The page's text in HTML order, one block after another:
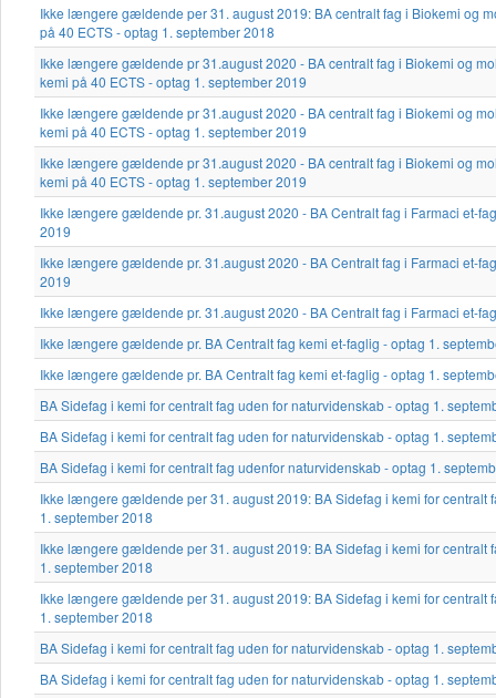
Ikke længere gældende per 31. august 2019: BA centralt fag i Biokemi og
på 40 ECTS - optag 1. september 2018
Ikke længere gældende pr 31.august 2020 - BA centralt fag i Biokemi og
kemi på 40 ECTS - optag 1. september 2019
Ikke længere gældende pr 31.august 2020 - BA centralt fag i Biokemi og
kemi på 40 ECTS - optag 1. september 2019
Ikke længere gældende pr 31.august 2020 - BA centralt fag i Biokemi og
kemi på 40 ECTS - optag 1. september 2019
Ikke længere gældende pr. 31.august 2020 - BA Centralt fag i Farmaci et-
2019
Ikke længere gældende pr. 31.august 2020 - BA Centralt fag i Farmaci et-
2019
Ikke længere gældende pr. 31.august 2020 - BA Centralt fag i Farmaci et-
Ikke længere gældende pr. BA Centralt fag kemi et-faglig - optag 1.
Ikke længere gældende pr. BA Centralt fag kemi et-faglig - optag 1.
BA Sidefag i kemi for centralt fag uden for naturvidenskab - optag 1.
BA Sidefag i kemi for centralt fag uden for naturvidenskab - optag 1.
BA Sidefag i kemi for centralt fag udenfor naturvidenskab - optag 1.
Ikke længere gældende per 31. august 2019: BA Sidefag i kemi for centralt
1. september 2018
Ikke længere gældende per 31. august 2019: BA Sidefag i kemi for centralt
1. september 2018
Ikke længere gældende per 31. august 2019: BA Sidefag i kemi for centralt
1. september 2018
BA Sidefag i kemi for centralt fag uden for naturvidenskab - optag 1.
BA Sidefag i kemi for centralt fag uden for naturvidenskab - optag 1.